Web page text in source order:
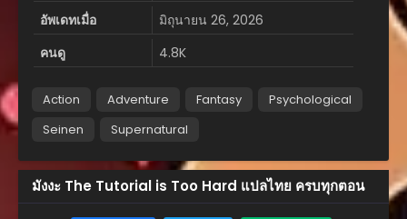
อัพเดทเมื่อ
มิถุนายน 26, 2026
คนดู
4.8K
Action Adventure Fantasy
Psychological
Seinen
Supernatural
มังงะ The Tutorial is Too Hard แปลไทย ครบทุกตอน